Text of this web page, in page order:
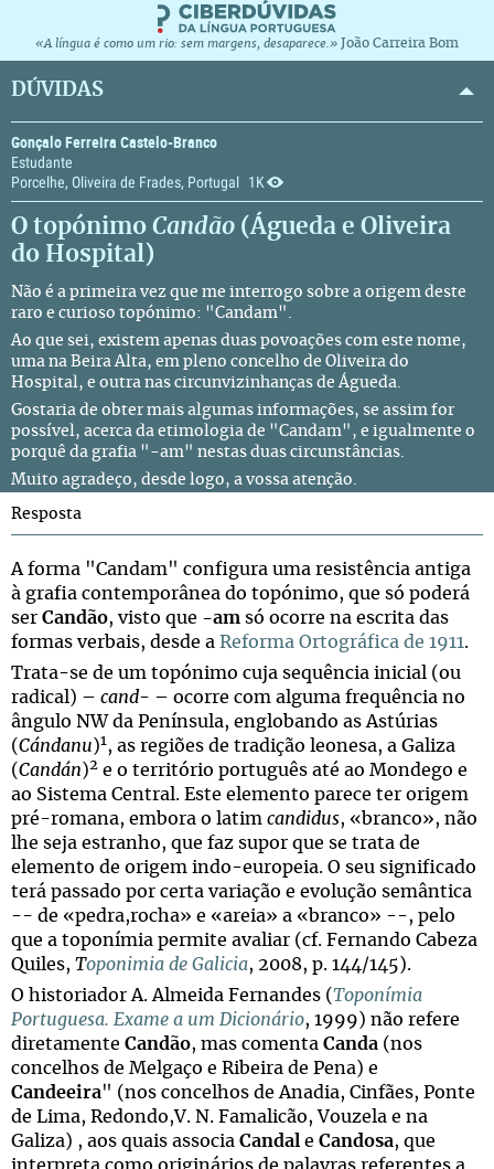
«A língua é como um rio: sem margens, desaparece.» João Carreira Bom
DÚVIDAS
Gonçalo Ferreira Castelo-Branco
Estudante
Porcelhe, Oliveira de Frades, Portugal
1K
O topónimo Candão (Águeda e Oliveira
do Hospital)
Não é a primeira vez que me interrogo sobre a origem deste
raro e curioso topónimo: "Candam".
Ao que sei, existem apenas duas povoações com este nome,
uma na Beira Alta, em pleno concelho de Oliveira do
Hospital, e outra nas circunvizinhanças deÁgueda.
Gostaria de obter mais algumas informações, se assim for
possível, acerca da etimologia de "Candam", e igualmente o
porquê da grafia "-am" nestas duas circunstâncias.
Muito agradeço, desde logo, a vossa atenção.
Resposta
A forma "Candam" configura uma resistência antiga
à grafia contemporânea do topónimo, que só poderá
ser Candão, visto que -am só ocorre na escrita das
formas verbais, desde a Reforma Ortográfica de 1911.
Trata-se de um topónimo cuja sequência inicial (ou
radical) – cand- – ocorre com alguma frequência no
ângulo NW da Península, englobando as Astúrias
(Cándanu)1 , as regiões de tradição leonesa, a Galiza
(Candán)2 e o território português até ao Mondego e
ao Sistema Central. Este elemento parece ter origem
pré-romana, embora o latim candidus, «branco», não
lhe seja estranho, que faz supor que se trata de
elemento de origem indo-europeia. O seu significado
terá passado por certa variação e evolução semântica
-- de «pedra,rocha» e «areia» a «branco» --, pelo
que a toponímia permite avaliar (cf. Fernando Cabeza
Quiles, Toponimia de Galicia, 2008, p. 144/145).
O historiador A. Almeida Fernandes (Toponímia
Portuguesa. Exame a um Dicionário, 1999) não refere
diretamente Candão, mas comenta Canda (nos
concelhos de Melgaço e Ribeira de Pena) e
Candeeira" (nos concelhos de Anadia, Cinfães, Ponte
de Lima, Redondo,V. N. Famalicão, Vouzela e na
Galiza) , aos quais associa Candal e Candosa, que